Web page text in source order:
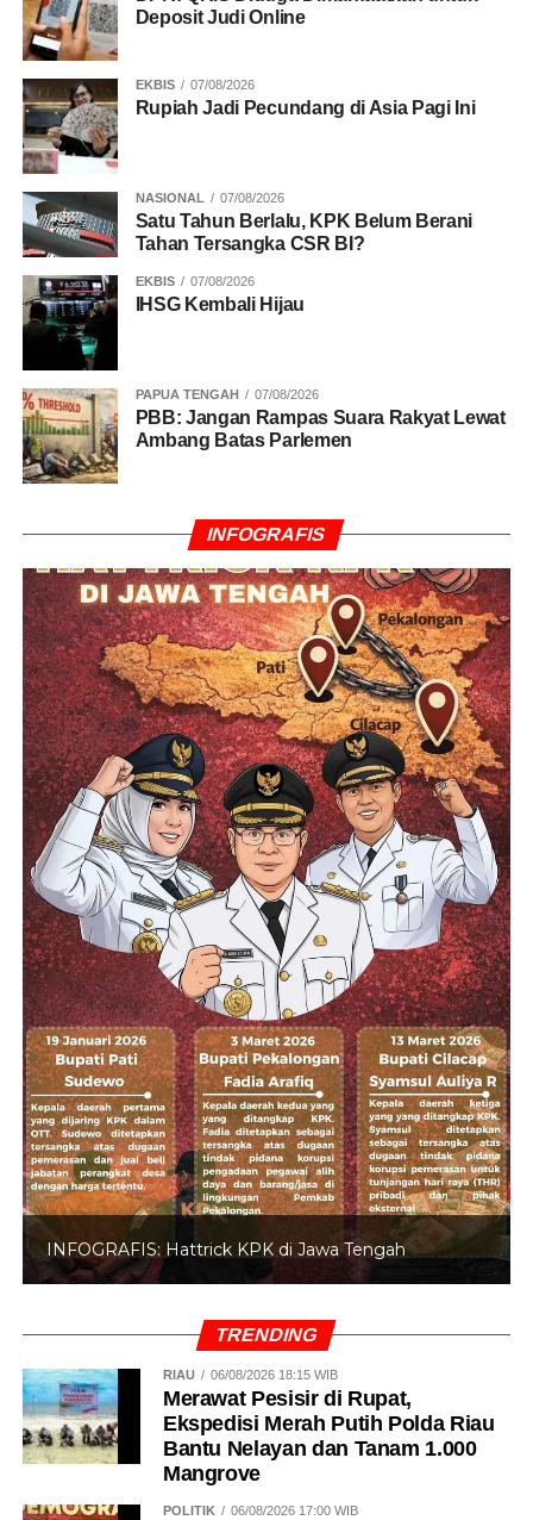
Deposit Judi Online
EKBIS 07/08/2026
Rupiah Jadi Pecundang di Asia Pagi Ini
NASIONAL 07/08/2026
Satu Tahun Berlalu, KPK Belum Berani
Tahan Tersangka CSR BI?
EKBIS 07/08/2026
IHSG Kembali Hijau
PAPUA TENGAH 07/08/2026
PBB: Jangan Rampas Suara Rakyat Lewat
Ambang Batas Parlemen
INFOGRAFIS
INFOGRAFIS: Hattrick KPK di Jawa Tengah
TRENDING
RIAU 06/08/2026 18:15 WIB
Merawat Pesisir di Rupat,
Ekspedisi Merah Putih Polda Riau
Bantu Nelayan dan Tanam 1.000
Mangrove
POLITIK 06/08/2026 17:00 WIB